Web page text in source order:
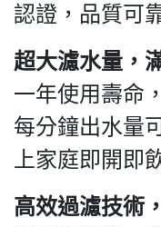
認證，品質可
超大濾水量，
一年使用壽命
每分鐘出水量
上家庭即開即
高效過濾技術